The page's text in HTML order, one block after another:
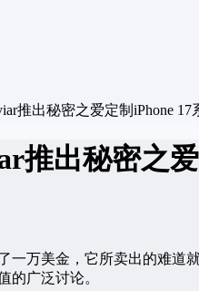
推出秘密之爱定制iPhone
推出秘密之
一万美金，它所卖出的难道
的广泛讨论。